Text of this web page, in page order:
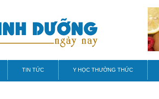
TIN TỨC Y HỌC THƯỜNG THỨC